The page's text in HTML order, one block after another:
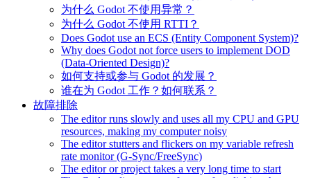
为什么 Godot 不使用异常？
为什么 Godot 不使用 RTTI？
Does Godot use an ECS (Entity Component System)?
Why does Godot not force users to implement DOD
(Data-Oriented Design)?
如何支持或参与 Godot 的发展？
谁在为 Godot 工作？如何联系？
故障排除
The editor runs slowly and uses all my CPU and GPU
resources, making my computer noisy
The editor stutters and flickers on my variable refresh
rate monitor (G-Sync/FreeSync)
The editor or project takes a very long time to start